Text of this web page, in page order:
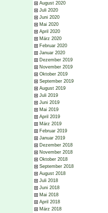
August 2020
Juli 2020
Juni 2020
Mai 2020
April 2020
März 2020
Februar 2020
Januar 2020
Dezember 2019
November 2019
Oktober 2019
September 2019
August 2019
Juli 2019
Juni 2019
Mai 2019
April 2019
März 2019
Februar 2019
Januar 2019
Dezember 2018
November 2018
Oktober 2018
September 2018
August 2018
Juli 2018
Juni 2018
Mai 2018
April 2018
März 2018